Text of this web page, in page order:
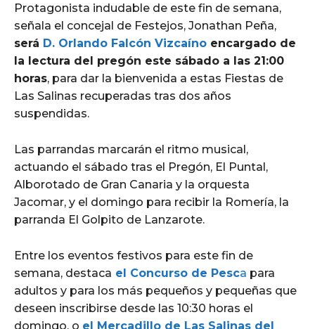
Protagonista indudable de este fin de semana,
señala el concejal de Festejos, Jonathan Peña,
será D. Orlando Falcón Vizcaíno encargado de
la lectura del pregón este sábado a las 21:00
horas, para dar la bienvenida a estas Fiestas de
Las Salinas recuperadas tras dos años
suspendidas.
Las parrandas marcarán el ritmo musical,
actuando el sábado tras el Pregón, El Puntal,
Alborotado de Gran Canaria y la orquesta
Jacomar, y el domingo para recibir la Romería, la
parranda El Golpito de Lanzarote.
Entre los eventos festivos para este fin de
semana, destaca el Concurso de Pesca para
adultos y para los más pequeños y pequeñas que
deseen inscribirse desde las 10:30 horas el
domingo, o el Mercadillo de Las Salinas del